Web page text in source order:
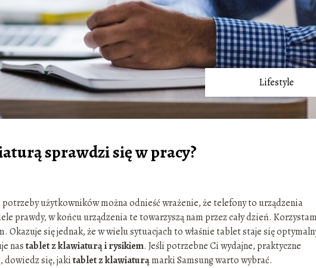
Lifestyle
sprawdzi się w pracy?
użytkowników można odnieść wrażenie, że telefony to urządzenia
prawdy, w końcu urządzenia te towarzyszą nam przez cały dzień.
Okazuje się jednak, że w wielu sytuacjach to właśnie tablet staje się
nastablet z klawiaturą i rysikiem. Jeśli potrzebne Ci wydajne, praktyczne
dowiedz się, jakitablet z klawiaturąmarki Samsung warto wybrać.